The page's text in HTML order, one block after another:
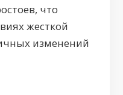
что
жесткой
изменений